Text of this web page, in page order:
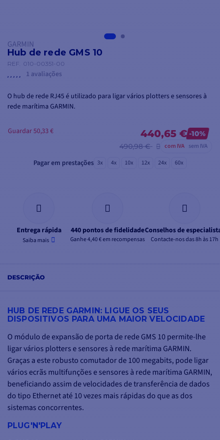
GARMIN
Hub de rede GMS 10
REF. 010-00351-00
1 avaliações
O hub de rede RJ45 é utilizado para ligar vários plotters e sensores à
rede marítima GARMIN.
440,65 € -10%
490,98 €
com IVA sem IVA
Guardar 50,33 €
Pagar em prestações 3x 4x 10x 12x 24x 60x
Entrega rápida
Saiba mais
440 pontos de fidelidade
Ganhe 4,40 € em recompensas
Conselhos de
Contacte-nos das 8h às 17h
DESCRIÇÃO
HUB DE REDE GARMIN: LIGUE OS SEUS
DISPOSITIVOS PARA UMA MAIOR VELOCIDADE
O módulo de expansão de porta de rede GMS 10 permite-lhe
ligar vários plotters e sensores à rede marítima GARMIN.
Graças a este robusto comutador de 100 megabits, pode ligar
vários ecrãs multifunções e sensores à rede marítima GARMIN,
beneficiando assim de velocidades de transferência de dados
do tipo Ethernet até 10 vezes mais rápidas do que as dos
sistemas concorrentes.
PLUG'N'PLAY